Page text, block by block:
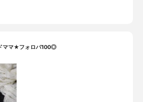
ママ★フォロバ100◎